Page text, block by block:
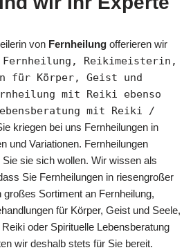
von Fernheilung offerieren wir
Fernheilung, Reikimeisterin,
für Körper, Geist und
mit Reiki ebenso
mit Reiki /
kriegen bei uns Fernheilungen in
und Variationen. Fernheilungen
sie sich wollen. Wir wissen als
Sie Fernheilungen in riesengroßer
Sortiment an Fernheilung,
für Körper, Geist und Seele,
oder Spirituelle Lebensberatung
wir deshalb stets für Sie bereit.